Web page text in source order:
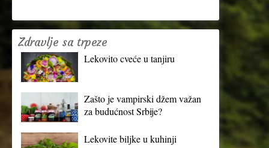
Zdravlje sa trpeze
Lekovito cveće u tanjiru
Zašto je vampirski džem važan
za budućnost Srbije?
Lekovite biljke u kuhinji